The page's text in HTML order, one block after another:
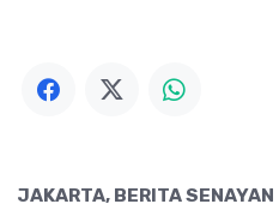
JAKARTA, BERITA SENAYAN